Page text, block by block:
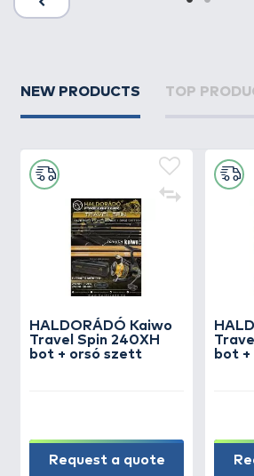
NEW PRODUCTS TOP
HALDORÁDÓ Kaiwo
Travel Spin 240XH
bot + orsó szett
Request a quote
bot